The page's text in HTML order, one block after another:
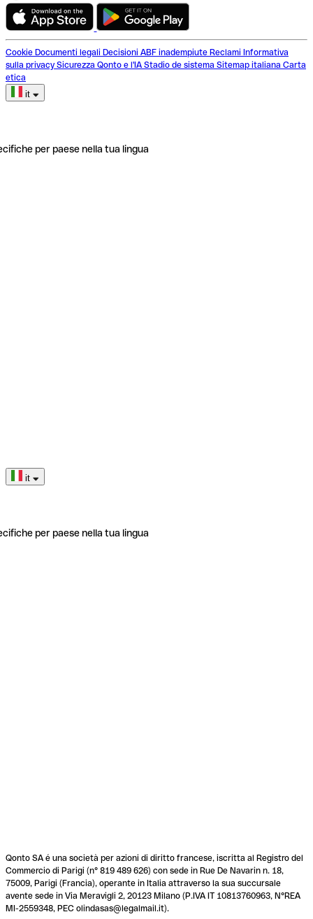
Cookie Documenti legali Decisioni ABF inadempiute Reclami Informativa
sulla privacy Sicurezza Qonto e l'IA Stadio de sistema Sitemap italiana Carta
etica
it
per paese nella tua lingua
it
per paese nella tua lingua
Qonto SA é una società per azioni di diritto francese, iscritta al Registro del
Commercio di Parigi (n° 819 489 626) con sede in Rue De Navarin n. 18,
75009, Parigi (Francia), operante in Italia attraverso la sua succursale
avente sede in Via Meravigli 2, 20123 Milano (P.IVA IT 10813760963, N°REA
MI-2559348, PEC olindasas@legalmail.it).